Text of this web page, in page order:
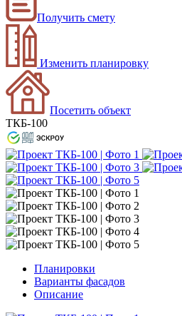
Получить смету
Изменить планировку
Посетить объект
ТКБ-100
Планировки
Варианты фасадов
Описание